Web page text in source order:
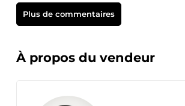
Plus de commentaires
À propos du vendeur